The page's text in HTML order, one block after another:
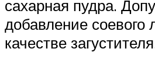
сахарная пудра.
добавление соевого
качестве